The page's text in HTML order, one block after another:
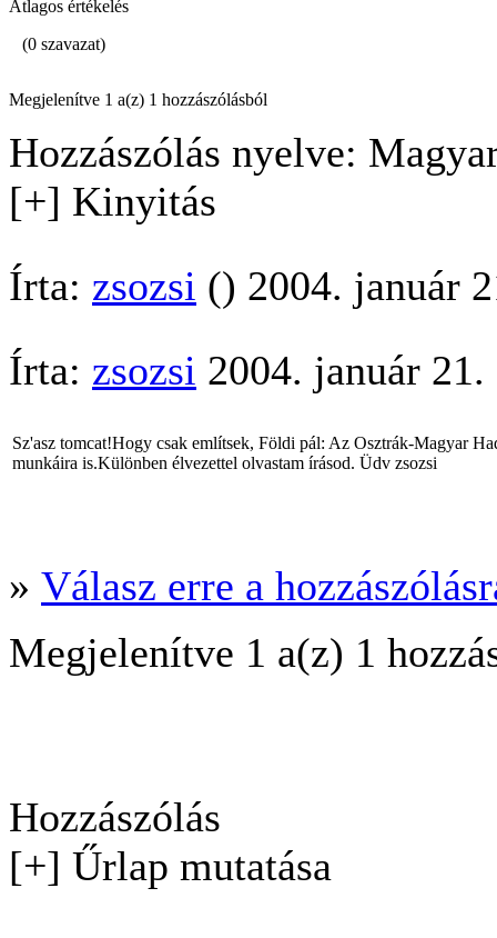
Átlagos értékelés
(0 szavazat)
Megjelenítve 1 a(z) 1 hozzászólásból
Hozzászólás nyelve:
[+] Kinyitás
Írta: zsozsi () 2004. január
Írta: zsozsi 2004. január 21.
Sz'asz tomcat!Hogy csak említsek, Földi pál: Az Osztrák-Magyar
munkáira is.Különben élvezettel olvastam írásod. Üdv zsozsi
» Válasz erre a
Megjelenítve 1 a(z) 1
Hozzászólás
[+] Űrlap mutatása